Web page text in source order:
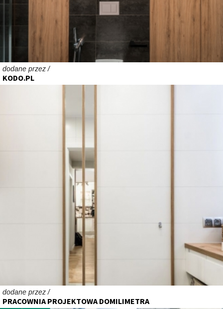
dodane przez /
KODO.PL
dodane przez /
PRACOWNIA PROJEKTOWA DOMILIMETRA